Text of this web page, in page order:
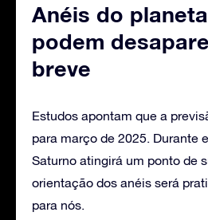
Anéis do
podem
breve
Estudos apontam que a
para março de 2025. Durante
Saturno atingirá um ponto de
orientação dos anéis será
para nós.